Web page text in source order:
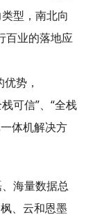
型，南北向
百业的落地应
势，
可信”、“全栈
体机解决方
海量数据总
、云和恩墨